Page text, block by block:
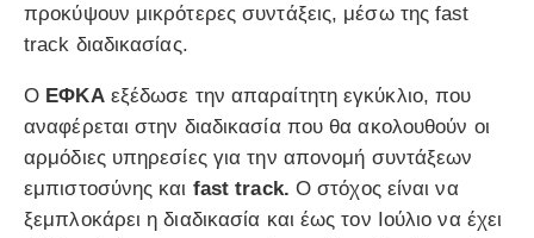
προκύψουν μικρότερες συντάξεις, μέσω της fast
track διαδικασίας.
Ο ΕΦΚΑεξέδωσε την απαραίτητη εγκύκλιο, που
αναφέρεται στην διαδικασία που θα ακολουθούν οι
αρμόδιες υπηρεσίες για την απονομή συντάξεων
εμπιστοσύνης και fast track. Ο στόχος είναι να
ξεμπλοκάρει η διαδικασία και έως τον Ιούλιο να έχει